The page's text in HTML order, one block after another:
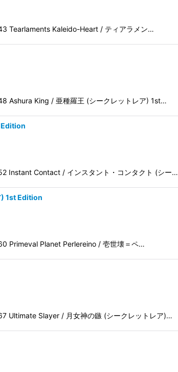
Tearlaments Kaleido-Heart / ティアラメン…
Ashura King / 亜種羅王 (シークレットレア) 1st…
Edition
Instant Contact / インスタント・コンタクト (シー…
) 1st Edition
Primeval Planet Perlereino / 壱世壊＝ペ…
Ultimate Slayer / 月女神の鏃 (シークレットレア)…